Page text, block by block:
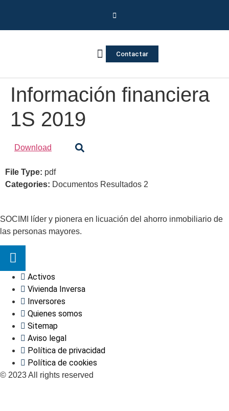
Contactar
Información financiera
1S 2019
Download
File Type: pdf
Categories: Documentos Resultados 2
SOCIMI líder y pionera en licuación del ahorro inmobiliario de
las personas mayores.
Activos
Vivienda Inversa
Inversores
Quienes somos
Sitemap
Aviso legal
Política de privacidad
Política de cookies
© 2023 All rights reserved​